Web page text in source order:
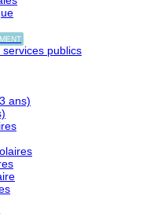
publics
ans)